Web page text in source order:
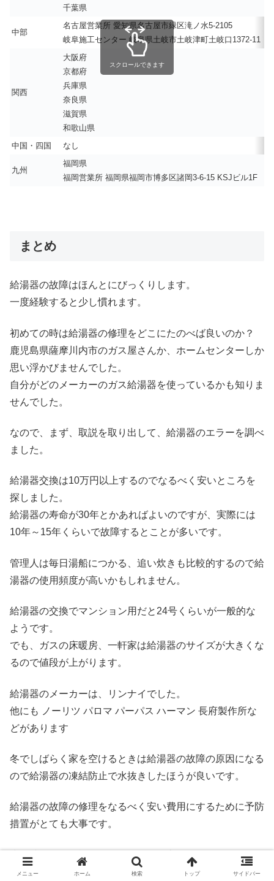
千葉県
中部
名古屋営業所 愛知県名古屋市緑区滝ノ水5-2105
岐阜施工センター 岐阜県土岐市土岐津町土岐口1372-11
関西
大阪府
京都府
兵庫県
奈良県
滋賀県
和歌山県
中国・四国
なし
九州
福岡県
福岡営業所 福岡県福岡市博多区諸岡3-6-15 KSJビル1F
スクロールできます
まとめ
給湯器の故障はほんとにびっくりします。
一度経験すると少し慣れます。
初めての時は給湯器の修理をどこにたのべば良いのか？
鹿児島県薩摩川内市のガス屋さんか、ホームセンターしか
思い浮かびませんでした。
自分がどのメーカーのガス給湯器を使っているかも知りま
せんでした。
なので、まず、取説を取り出して、給湯器のエラーを調べ
ました。
給湯器交換は10万円以上するのでなるべく安いところを
探しました。
給湯器の寿命が30年とかあればよいのですが、実際には
10年～15年くらいで故障するとことが多いです。
管理人は毎日湯船につかる、追い炊きも比較的するので給
湯器の使用頻度が高いかもしれません。
給湯器の交換でマンション用だと24号くらいが一般的な
ようです。
でも、ガスの床暖房、一軒家は給湯器のサイズが大きくな
るので値段が上がります。
給湯器のメーカーは、リンナイでした。
他にも ノーリツ パロマ パーパス ハーマン 長府製作所な
どがあります
冬でしばらく家を空けるときは給湯器の故障の原因になる
ので給湯器の凍結防止で水抜きしたほうが良いです。
給湯器の故障の修理をなるべく安い費用にするために予防
措置がとても大事です。
少し時間的に余裕があるなら給湯器交換でホームセンター
で下調べするのもおすすめです。
メニュー ホーム 検索 トップ サイドバー